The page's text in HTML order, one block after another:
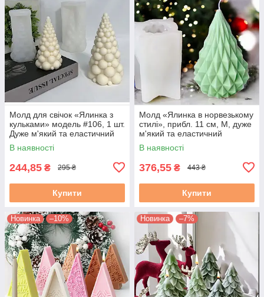
Молд для свічок «Ялинка з
кульками» модель #106, 1 шт.
Дуже м'який та еластичний
силікон
В наявності
244,85 ₴ 295 ₴
Купити
Молд «Ялинка в норвезькому
стилі», прибл. 11 см, М, дуже
м'який та еластичний
силікон, 1 шт.
В наявності
376,55 ₴ 443 ₴
Купити
Новинка –10% Новинка –7%